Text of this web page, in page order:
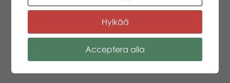
Hylkää
Acceptera alla